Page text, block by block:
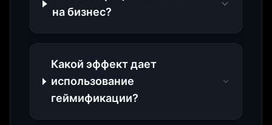
на бизнес?
Какой эффект дает
использование
геймификации?